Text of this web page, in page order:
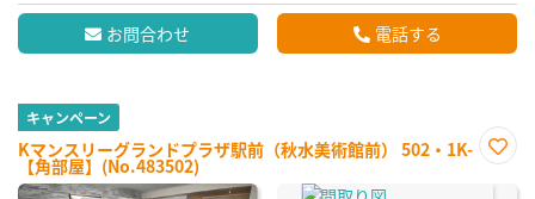
お問合わせ 電話する
キャンペーン
Kマンスリーグランドプラザ駅前（秋水美術館前） 502・1K-
【角部屋】(No.483502)
に入